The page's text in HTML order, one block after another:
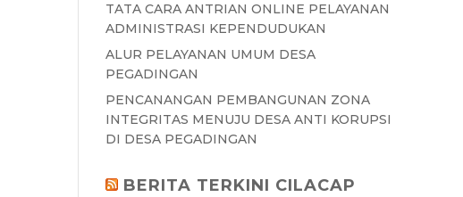
TATA CARA ANTRIAN ONLINE PELAYANAN
ADMINISTRASI KEPENDUDUKAN
ALUR PELAYANAN UMUM DESA
PEGADINGAN
PENCANANGAN PEMBANGUNAN ZONA
INTEGRITAS MENUJU DESA ANTI KORUPSI
DI DESA PEGADINGAN
BERITA TERKINI CILACAP